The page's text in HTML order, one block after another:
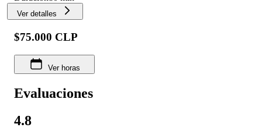
Ver detalles
$75.000 CLP
Ver horas
Evaluaciones
4.8